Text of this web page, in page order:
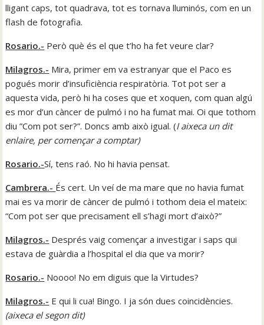
lligant caps, tot quadrava, tot es tornava lluminós, com en un
flash de fotografia.
Rosario.- Però què és el que t’ho ha fet veure clar?
Milagros.- Mira, primer em va estranyar que el Paco es
pogués morir d’insuficiència respiratòria. Tot pot ser a
aquesta vida, però hi ha coses que et xoquen, com quan algú
es mor d’un càncer de pulmó i no ha fumat mai. Oi que tothom
diu ”Com pot ser?”. Doncs amb això igual. (I aixeca un dit
enlaire, per començar a comptar)
Rosario.-Sí, tens raó. No hi havia pensat.
Cambrera.- És cert. Un veí de ma mare que no havia fumat
mai es va morir de càncer de pulmó i tothom deia el mateix:
“Com pot ser que precisament ell s’hagi mort d’això?”
Milagros.- Després vaig començar a investigar i saps qui
estava de guàrdia a l’hospital el dia que va morir?
Rosario.- Noooo! No em diguis que la Virtudes?
Milagros.- E qui li cua! Bingo. I ja són dues coincidències.
(aixeca el segon dit)